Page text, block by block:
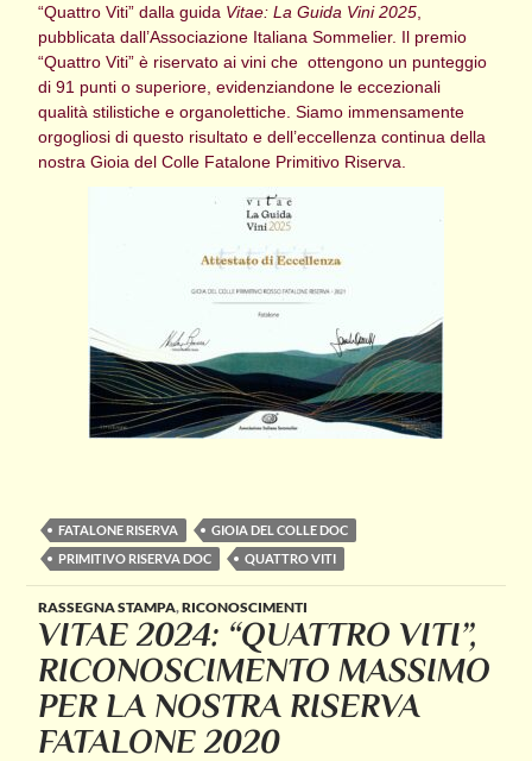
“Quattro Viti” dalla guida Vitae: La Guida Vini 2025
pubblicata dall’Associazione Italiana Sommelier. Il premio
“Quattro Viti” è riservato ai vini che ottengono un punteggio
di 91 punti o superiore, evidenziandone le eccezionali
qualità stilistiche e organolettiche. Siamo immensamente
orgogliosi di questo risultato e dell’eccellenza continua della
nostra Gioia del Colle Fatalone Primitivo Riserva.
FATALONE RISERVA
GIOIA DEL COLLE DOC
PRIMITIVO RISERVA DOC
QUATTRO VITI
RASSEGNA STAMPA,RICONOSCIMENTI
VITAE 2024: “QUATTRO VITI”,
RICONOSCIMENTO MASSIMO
PER LA NOSTRA RISERVA
FATALONE 2020